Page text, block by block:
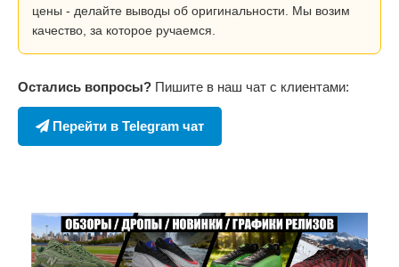
цены - делайте выводы об оригинальности. Мы возим
качество, за которое ручаемся.
Остались вопросы? Пишите в наш чат с клиентами:
Перейти в Telegram чат